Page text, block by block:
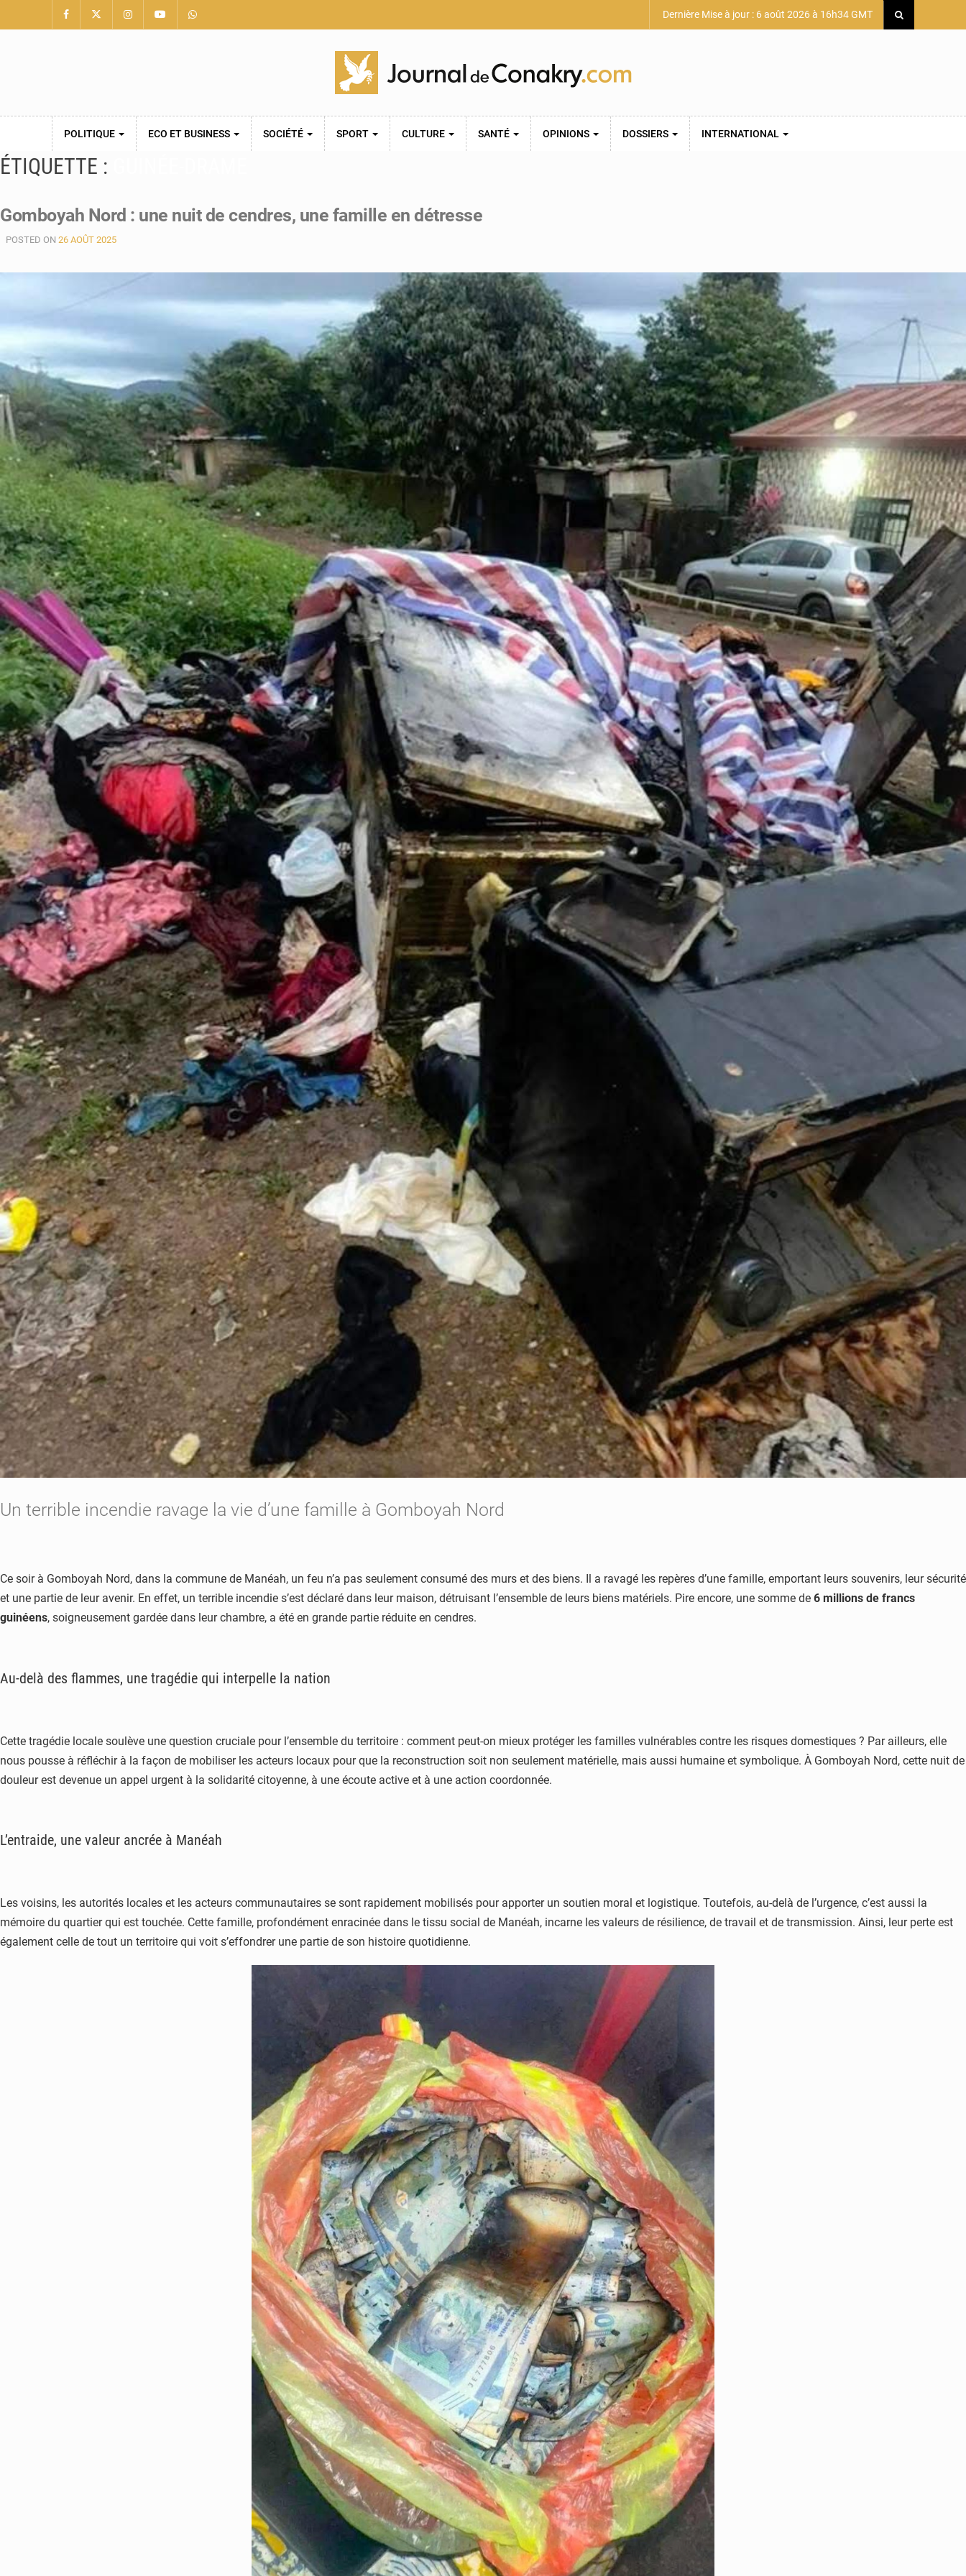
Dernière Mise à jour : 6 août 2026 à 16h34 GMT
POLITIQUE ECO ET BUSINESS SOCIÉTÉ SPORT CULTURE SANTÉ OPINIONS DOSSIERS INTERNATIONAL
ÉTIQUETTE :
Gomboyah Nord : une nuit de cendres, une famille en détresse
POSTED ON 26 AOÛT 2025
Un terrible incendie ravage la vie d’une famille à Gomboyah Nord
Ce soir à Gomboyah Nord, dans la commune de Manéah, un feu n’a pas seulement consumé des murs et des biens. Il a ravagé les repères d’une famille, emportant leurs souvenirs, leur sécurité
et une partie de leur avenir. En effet, un terrible incendie s’est déclaré dans leur maison, détruisant l’ensemble de leurs biens matériels. Pire encore, une somme de 6 millions de francs
guinéens, soigneusement gardée dans leur chambre, a été en grande partie réduite en cendres.
Au-delà des flammes, une tragédie qui interpelle la nation
Cette tragédie locale soulève une question cruciale pour l’ensemble du territoire : comment peut-on mieux protéger les familles vulnérables contre les risques domestiques ? Par ailleurs, elle
nous pousse à réfléchir à la façon de mobiliser les acteurs locaux pour que la reconstruction soit non seulement matérielle, mais aussi humaine et symbolique. À Gomboyah Nord, cette nuit de
douleur est devenue un appel urgent à la solidarité citoyenne, à une écoute active et à une action coordonnée.
L’entraide, une valeur ancrée à Manéah
Les voisins, les autorités locales et les acteurs communautaires se sont rapidement mobilisés pour apporter un soutien moral et logistique. Toutefois, au-delà de l’urgence, c’est aussi la
mémoire du quartier qui est touchée. Cette famille, profondément enracinée dans le tissu social de Manéah, incarne les valeurs de résilience, de travail et de transmission. Ainsi, leur perte est
également celle de tout un territoire qui voit s’effondrer une partie de son histoire quotidienne.